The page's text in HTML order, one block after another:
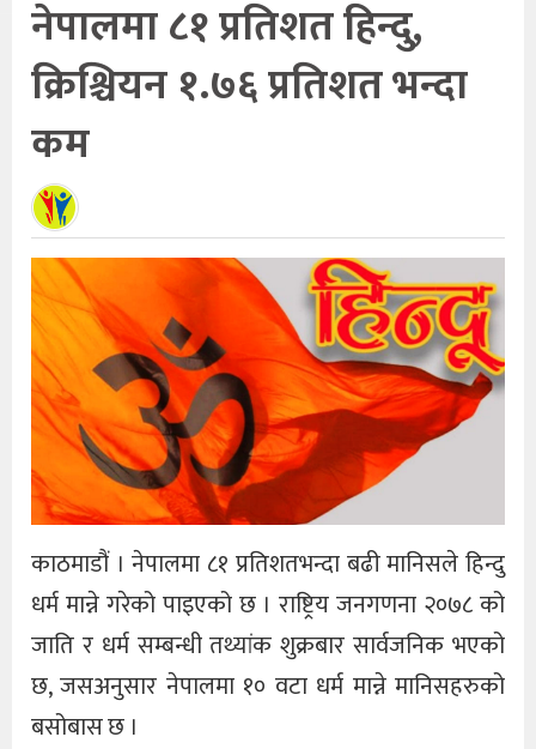
नेपालमा ८१ प्रतिशत हिन्दु,
क्रिश्चियन १.७६ प्रतिशत भन्दा
कम
काठमाडौं । नेपालमा ८१ प्रतिशतभन्दा बढी मानिसले हिन्दु
धर्म मान्ने गरेको पाइएको छ । राष्ट्रिय जनगणना २०७८ को
जाति र धर्म सम्बन्धी तथ्यांक शुक्रबार सार्वजनिक भएको
छ, जसअनुसार नेपालमा १० वटा धर्म मान्ने मानिसहरुको
बसोबास छ ।